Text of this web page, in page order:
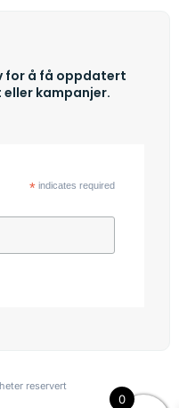
for å få oppdatert
kampanjer.
*indicates required
reservert
0